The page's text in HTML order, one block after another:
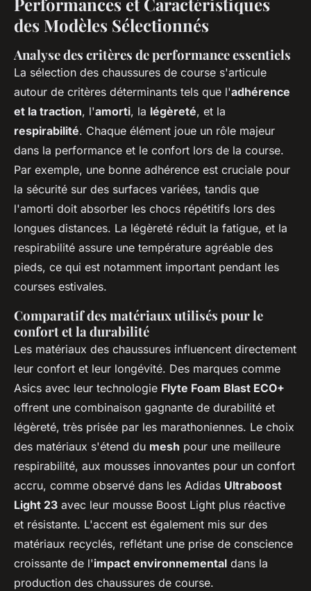
des Modèles Sélectionnés
Analyse des critères de performance essentiels
La sélection des chaussures de course s'articule
autour de critères déterminants tels que l'adhérence
et la traction, l'amorti, la légèreté, et la
respirabilité. Chaque élément joue un rôle majeur
dans la performance et le confort lors de la course.
Par exemple, une bonne adhérence est cruciale pour
la sécurité sur des surfaces variées, tandis que
l'amorti doit absorber les chocs répétitifs lors des
longues distances. La légèreté réduit la fatigue, et la
respirabilité assure une température agréable des
pieds, ce qui est notamment important pendant les
courses estivales.
Comparatif des matériaux utilisés pour le
confort et la durabilité
Les matériaux des chaussures influencent directement
leur confort et leur longévité. Des marques comme
Asics avec leur technologie Flyte Foam Blast ECO+
offrent une combinaison gagnante de durabilité et
légèreté, très prisée par les marathoniennes. Le choix
des matériaux s'étend du mesh pour une meilleure
respirabilité, aux mousses innovantes pour un confort
accru, comme observé dans les Adidas Ultraboost
Light 23 avec leur mousse Boost Light plus réactive
et résistante. L'accent est également mis sur des
matériaux recyclés, reflétant une prise de conscience
croissante de l'impact environnemental dans la
production des chaussures de course.